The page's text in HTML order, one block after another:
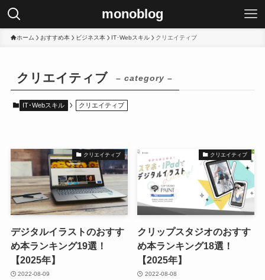
monoblog
ホーム おすすめ本 ビジネス本 IT･Webスキル クリエイティブ
クリエイティブ – category –
IT･Webスキル クリエイティブ
クリエイティブ
デジタルイラストのおすす
め本ランキング19選！
【2025年】
2022-08-09
クリエイティブ
クリップスタジオのおすす
め本ランキング18選！
【2025年】
2022-08-08